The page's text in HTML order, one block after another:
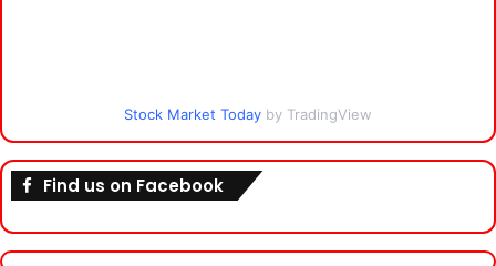
Stock Market Today by TradingView
Find us on Facebook